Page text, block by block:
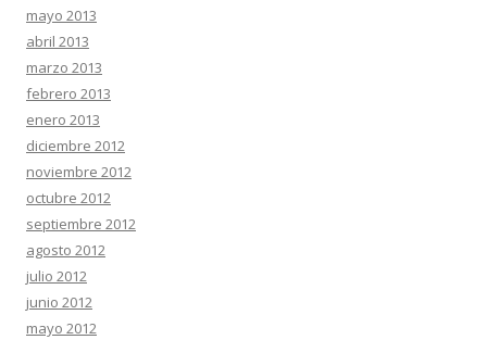
mayo 2013
abril 2013
marzo 2013
febrero 2013
enero 2013
diciembre 2012
noviembre 2012
octubre 2012
septiembre 2012
agosto 2012
julio 2012
junio 2012
mayo 2012